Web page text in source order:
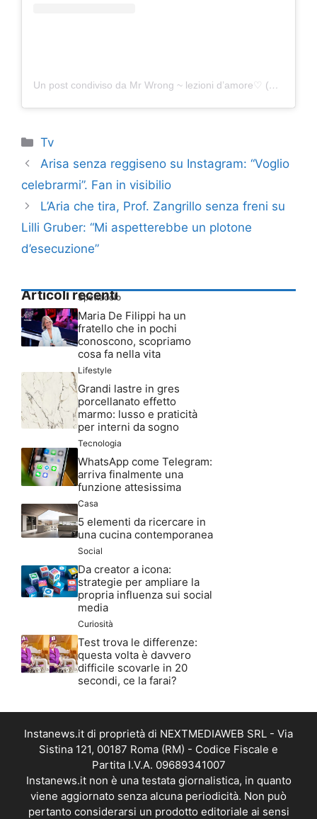
Un post condiviso da Mr Wrong ~ lezioni d’amore♡ (@canyamann.italia)
Categorie
Tv
Arisa senza reggiseno su Instagram: “Voglio
celebrarmi”. Fan in visibilio
L’Aria che tira, Prof. Zangrillo senza freni su
Lilli Gruber: “Mi aspetterebbe un plotone
d’esecuzione”
Articoli recenti
Spettacolo
Maria De Filippi ha un
fratello che in pochi
conoscono, scopriamo
cosa fa nella vita
Lifestyle
Grandi lastre in gres
porcellanato effetto
marmo: lusso e praticità
per interni da sogno
Tecnologia
WhatsApp come Telegram:
arriva finalmente una
funzione attesissima
Casa
5 elementi da ricercare in
una cucina contemporanea
Social
Da creator a icona:
strategie per ampliare la
propria influenza sui social
media
Curiosità
Test trova le differenze:
questa volta è davvero
difficile scovarle in 20
secondi, ce la farai?
Instanews.it di proprietà di NEXTMEDIAWEB SRL - Via
Sistina 121, 00187 Roma (RM) - Codice Fiscale e
Partita I.V.A. 09689341007
Instanews.it non è una testata giornalistica, in quanto
viene aggiornato senza alcuna periodicità. Non può
pertanto considerarsi un prodotto editoriale ai sensi